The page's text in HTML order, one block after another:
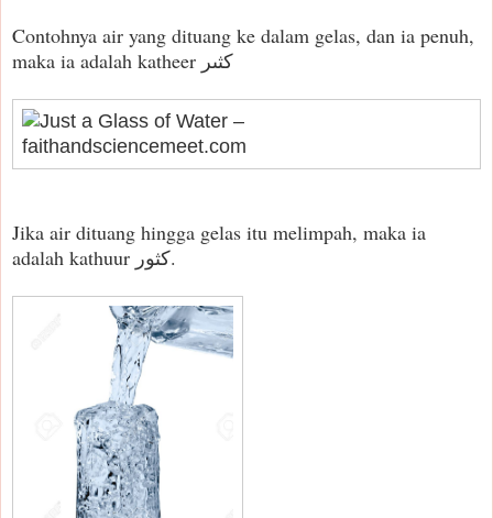
Contohnya air yang dituang ke dalam gelas, dan ia penuh,
maka ia adalah katheer كثىر
Jika air dituang hingga gelas itu melimpah, maka ia
adalah kathuur كثور.